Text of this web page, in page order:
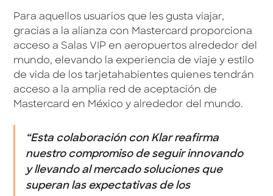
Para aquellos usuarios que les gusta viajar,
gracias a la alianza con Mastercard proporciona
acceso a Salas VIP en aeropuertos alrededor del
mundo, elevando la experiencia de viaje y estilo
de vida de los tarjetahabientes quienes tendrán
acceso a la amplia red de aceptación de
Mastercard en México y alrededor del mundo.
“Esta colaboración con Klar reafirma
nuestro compromiso de seguir innovando
y llevando al mercado soluciones que
superan las expectativas de los